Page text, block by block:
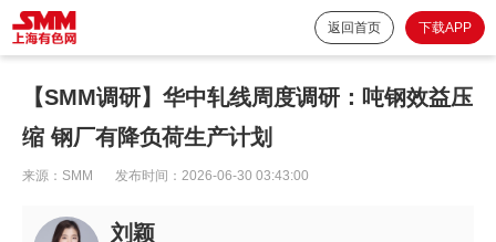
返回首页 下载APP
【SMM调研】华中轧线周度调研：吨钢效益压
缩 钢厂有降负荷生产计划
来源： SMM 发布时间： 2026-06-30 03:43:00
刘颖